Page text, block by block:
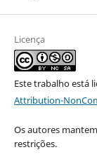
Licença
Este trabalho está
Attribution-
Os autores
restrições.